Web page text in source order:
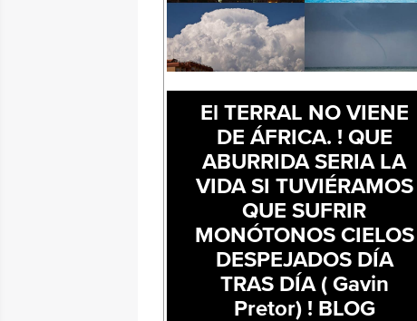
El TERRAL NO VIENE
DE ÁFRICA. ! QUE
ABURRIDA SERIA LA
VIDA SI TUVIÉRAMOS
QUE SUFRIR
MONÓTONOS CIELOS
DESPEJADOS DÍA
TRAS DÍA ( Gavin
Pretor) ! BLOG